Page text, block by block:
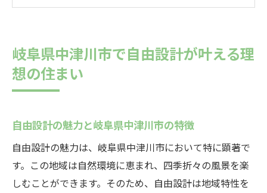
自由設計で叶える持続可能な住宅
高気密住宅の魅力岐阜県中津川市で実現
中津川市での高気密住宅導入のメリット
季節を通じて快適な住環境を保つ方法
省エネ性能を高める高気密設計とは
中津川市における高気密住宅の実例
岐阜県中津川市で自由設計が叶える理
想の住まい
自由設計の魅力と岐阜県中津川市の特徴
自由設計の魅力は、岐阜県中津川市において特に顕著で
す。この地域は自然環境に恵まれ、四季折々の風景を楽
しむことができます。そのため、自由設計は地域特性を